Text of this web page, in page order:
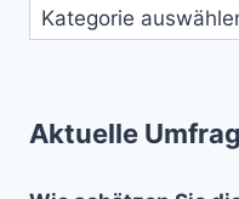
Aktuelle